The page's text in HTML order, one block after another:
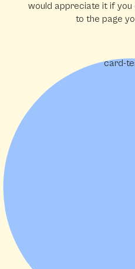
would appreciate it if you
to the page